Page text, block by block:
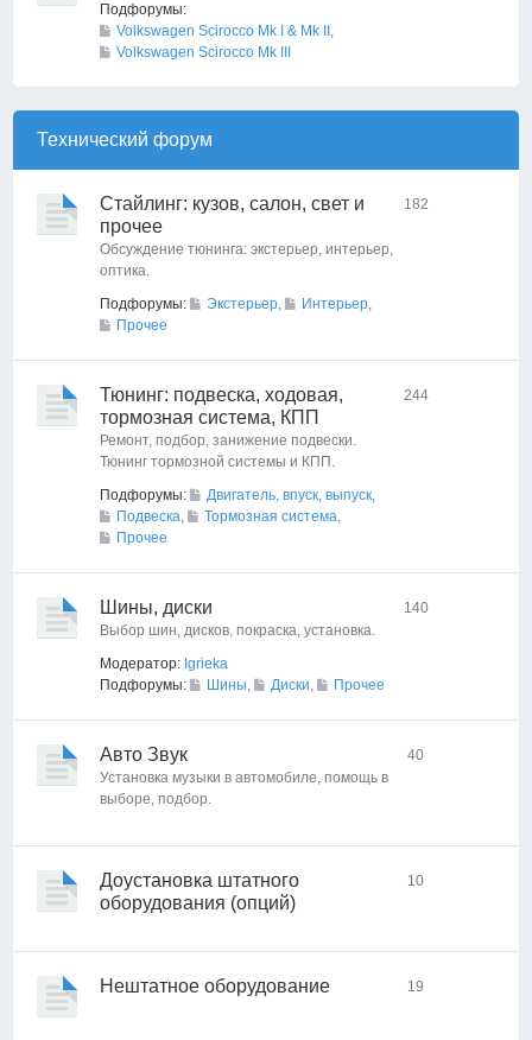
Подфорумы:
Volkswagen Scirocco Mk I & Mk II ,
Volkswagen Scirocco Mk III
Технический форyм
Стайлинг: кузов, салон, свет и
прочее
Обсуждение тюнинга: экстерьер, интерьер,
оптика.
Подфорумы:
Экстерьер, Интерьер,
Прочее
182
Тюнинг: подвеска, ходовая,
тормозная система, КПП
Ремонт, подбор, занижение подвески.
Тюнинг тормозной системы и КПП.
Подфорумы:
Двигатель, впуск, выпуск,
Подвеска, Тормозная система,
Прочее
244
Шины, диски
Выбор шин, дисков, покраска, установка.
Модератор: Igrieka
Подфорумы:
Шины, Диски, Прочее
140
Авто Звук
Установка музыки в автомобиле, помощь в
выборе, подбор.
40
Доустановка штатного
оборудования (опций)
10
Нештатное оборудование 19